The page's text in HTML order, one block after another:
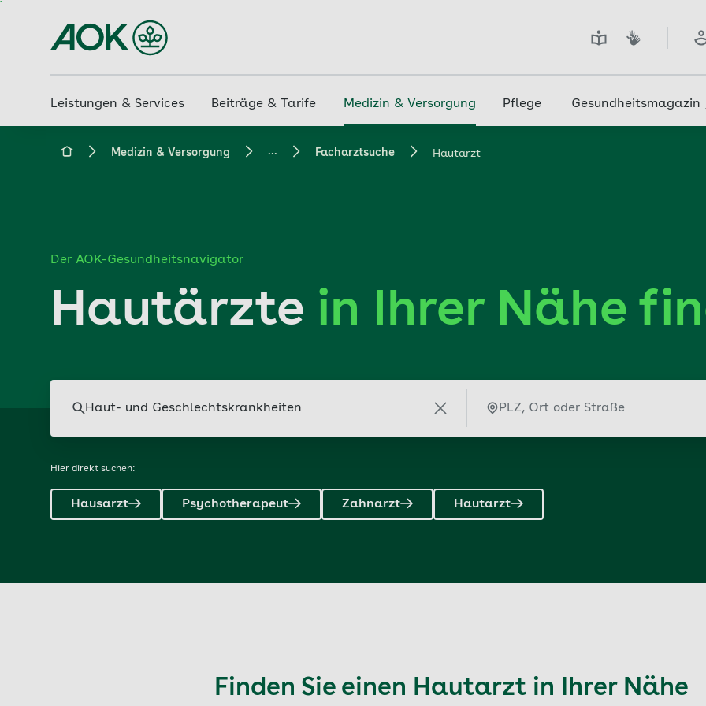
Leistungen & Services Beiträge & Tarife Medizin & Versorgung Pflege Gesundheitsmagazin
aok.de Medizin & Versorgung ... Facharztsuche Hautarzt
Der AOK-Gesundheitsnavigator
Hautärzte in Ihrer Nähe
Suche
Hier direkt suchen:
Hausarzt Psychotherapeut Zahnarzt Hautarzt
Finden Sie einen Hautarzt in Ihrer Nähe